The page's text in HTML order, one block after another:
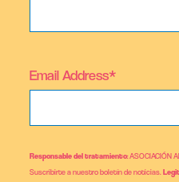
Email Address*
Responsable del tratamiento: ASOCIACIÓN
Suscribirte a nuestro boletín de noticias.